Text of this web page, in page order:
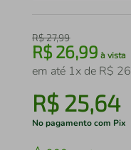
R$27,99
R$26,99 à vista
em até 1x de R$ 26
R$ 25,64
No pagamento com Pix